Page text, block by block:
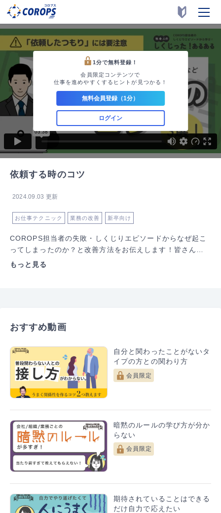
1分で無料登録！
会員限定コンテンツで
仕事を進めやすくするヒントが見つかる！
無料会員登録（1分）
ログイン
依頼する時のコツ
2024.09.03 更新
お仕事テクニック 業務の改善 新卒向け
COROPS担当者の失敗・しくじりエピソードからなぜ起こ
ってしまったのか？と改善方法をお伝えします！皆さんも
同じ失敗をしない為の参考にしてください！
ことが多発し、うまく仕事が進まなくなっていました。
『COROPS』とは？
企業を取り巻く環境が急速に変化する今、より効率的なチ
ームの在り方が必要とされています。パーソルビジネスプ
ロセスデザイン株式会社で新時代に適した「仕事の進め
方」を確立することが大切だと考え生まれたチーム強化メ
ソッド。
もっと見る
おすすめ動画
自分と関わったことがないタ
イプの方との関わり方
会員限定
暗黙のルールの学び方が分か
らない
会員限定
期待されていることはできる
だけ自力で応えたい